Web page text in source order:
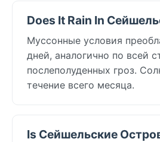
Does It Rain In
Муссонные условия
дней, аналогично по всей
послеполуденных гроз.
течение всего месяца.
Is Сейшельские